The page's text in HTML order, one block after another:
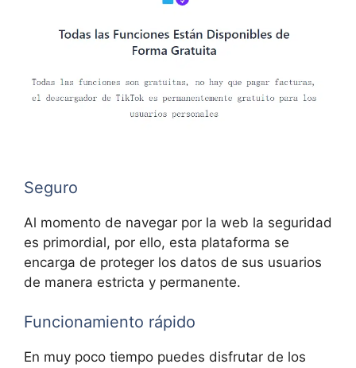
Seguro
Al momento de navegar por la web la seguridad
es primordial, por ello, esta plataforma se
encarga de proteger los datos de sus usuarios
de manera estricta y permanente.
Funcionamiento rápido
En muy poco tiempo puedes disfrutar de los